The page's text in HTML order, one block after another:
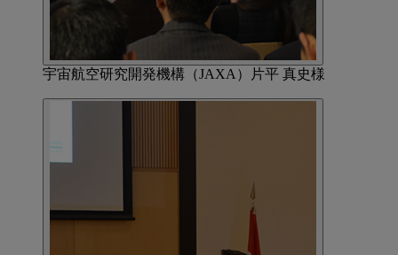
宇宙航空研究開発機構（JAXA）片平 真史様